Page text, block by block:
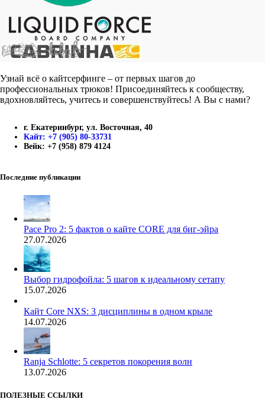
Узнай всё о кайтсерфинге – от первых шагов до
профессиональных трюков! Присоединяйтесь к сообществу,
вдохновляйтесь, учитесь и совершенствуйтесь! А Вы с нами?
г. Екатеринбург, ул. Восточная, 40
Кайт: +7 (905) 80-33731
Вейк: +7 (958) 879 4124
Последние публикации
Pace Pro 2: 5 фактов о кайте CORE для биг-эйра
27.07.2026
Выбор гидрофойла: 5 шагов к идеальному сетапу
15.07.2026
Кайт Core NXS: 3 дисциплины в одном крыле
14.07.2026
Ranja Schlotte: 5 секретов покорения волн
13.07.2026
ПОЛЕЗНЫЕ ССЫЛКИ